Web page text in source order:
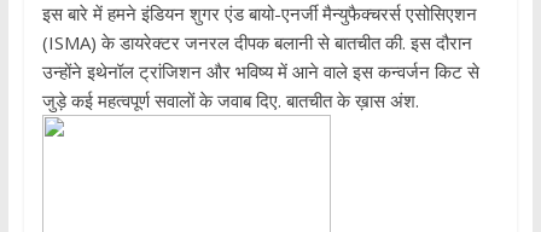
इस बारे में हमने इंडियन शुगर एंड बायो-एनर्जी मैन्युफैक्चरर्स एसोसिएशन
(ISMA) के डायरेक्टर जनरल दीपक बलानी से बातचीत की. इस दौरान
उन्होंने इथेनॉल ट्रांजिशन और भविष्य में आने वाले इस कन्वर्जन किट से
जुड़े कई महत्वपूर्ण सवालों के जवाब दिए. बातचीत के ख़ास अंश.